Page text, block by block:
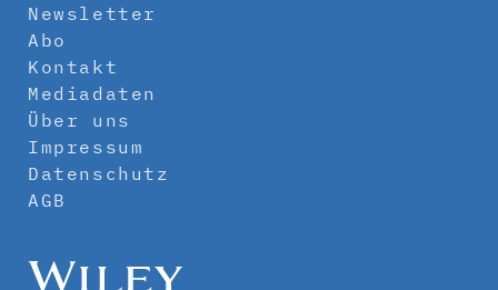
Newsletter
Abo
Kontakt
Mediadaten
Über uns
Impressum
Datenschutz
AGB